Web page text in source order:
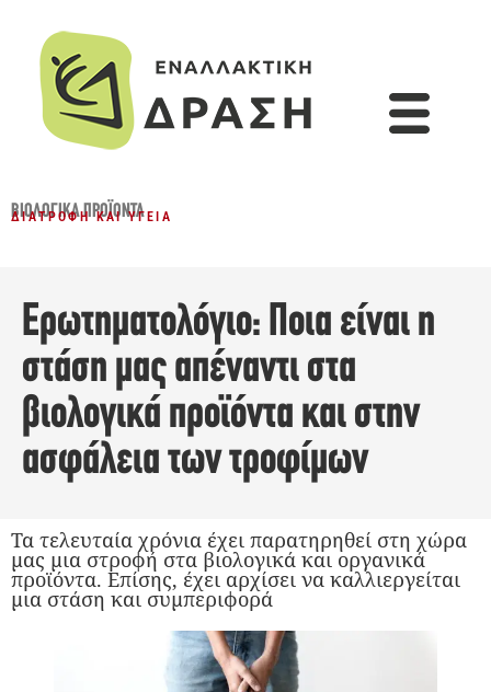
ΒΙΟΛΟΓΙΚΆ ΠΡΟΪΌΝΤΑ
ΔΙΑΤΡΟΦΉ ΚΑΙ ΥΓΕΊΑ
Ερωτηματολόγιο: Ποια είναι η
στάση μας απέναντι στα
βιολογικά προϊόντα και στην
ασφάλεια των τροφίμων
Τα τελευταία χρόνια έχει παρατηρηθεί στη χώρα
μας μια στροφή στα βιολογικά και οργανικά
προϊόντα. Επίσης, έχει αρχίσει να καλλιεργείται
μια στάση και συμπεριφορά